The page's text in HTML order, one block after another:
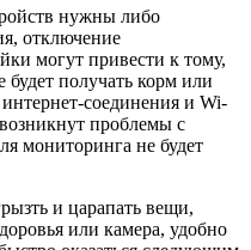
нужны либо
отключение
могут привести к тому,
получать корм или
соединения и Wi-
проблемы с
мониторинга не будет
и царапать вещи,
или камера, удобно